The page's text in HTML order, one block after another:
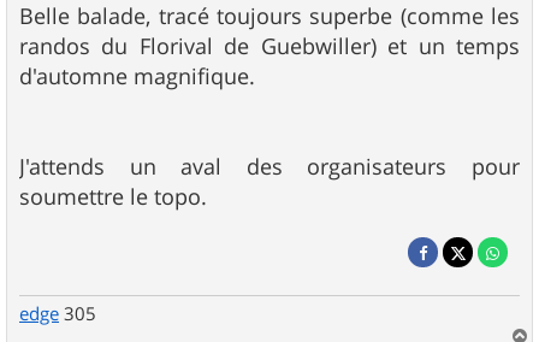
Belle balade, tracé toujours superbe (comme les
randos du Florival de Guebwiller) et un temps
d'automne magnifique.
J'attends un aval des organisateurs pour
soumettre le topo.
edge 305